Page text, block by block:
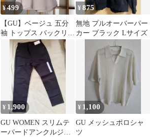
¥499
【GU】ベージュ 五分
袖 トップス バックリボ
¥875
無地 プルオーバーパー
カー ブラック Lサイズ
¥ 1,900
GU WOMEN スリムテ
ーパードアンクルジー
¥ 1,100
GU メッシュポロシャ
ツ